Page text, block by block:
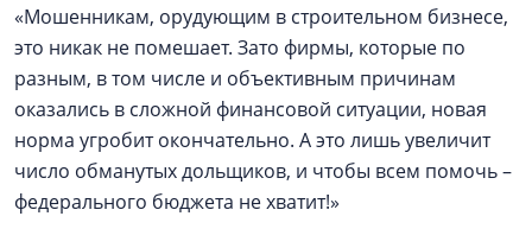
«Мошенникам, орудующим в строительном бизнесе,
это никак не помешает. Зато фирмы, которые по
разным, в том числе и объективным причинам
оказались в сложной финансовой ситуации, новая
норма угробит окончательно. А это лишь увеличит
число обманутых дольщиков, и чтобы всем помочь –
федерального бюджета не хватит!»